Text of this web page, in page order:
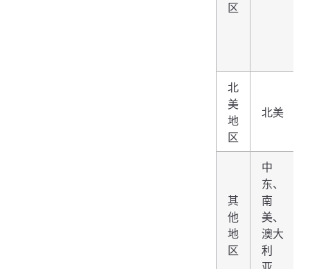
区
北
美
地
区
北美
其
他
地
区
中
东、
南
美、
澳大
利